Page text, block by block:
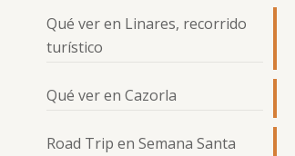
Qué ver en Linares, recorrido
turístico
Qué ver en Cazorla
Road Trip en Semana Santa